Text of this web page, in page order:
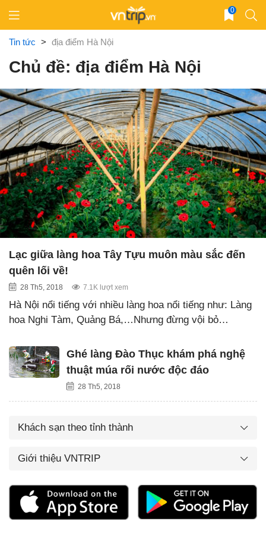
content
0
Tin tức > địa điểm Hà Nội
Chủ đề: địa điểm Hà Nội
Lạc giữa làng hoa Tây Tựu muôn màu sắc đến
quên lối về!
28 Th5, 2018 7.1K lượt xem
Hà Nội nổi tiếng với nhiều làng hoa nổi tiếng như: Làng
hoa Nghi Tàm, Quảng Bá,…Nhưng đừng vội bỏ…
Ghé làng Đào Thục khám phá nghệ
thuật múa rối nước độc đáo
28 Th5, 2018
Khách sạn theo tỉnh thành
Giới thiệu VNTRIP